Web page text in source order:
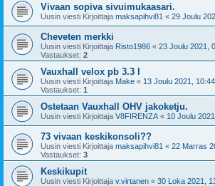
Vivaan sopiva sivuimukaasari.
Uusin viesti Kirjoittaja maksapihvi81 « 29 Joulu
Cheveten merkki
Uusin viesti Kirjoittaja Risto1986 « 23 Joulu 2021,
Vastaukset: 2
Vauxhall velox pb 3.3 l
Uusin viesti Kirjoittaja Make « 13 Joulu 2021, 10:44
Vastaukset: 1
Ostetaan Vauxhall OHV jakoketju.
Uusin viesti Kirjoittaja V8FIRENZA « 10 Joulu
73 vivaan keskikonsoli??
Uusin viesti Kirjoittaja maksapihvi81 « 22 Marras
Vastaukset: 3
Keskikupit
Uusin viesti Kirjoittaja v.virtanen « 30 Loka 2021,